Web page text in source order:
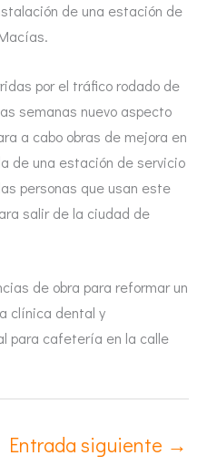
de una estación de
por el tráfico rodado de
semanas nuevo aspecto
a cabo obras de mejora en
de una estación de servicio
personas que usan este
salir de la ciudad de
de obra para reformar un
clínica dental y
para cafetería en la calle
Entrada siguiente →